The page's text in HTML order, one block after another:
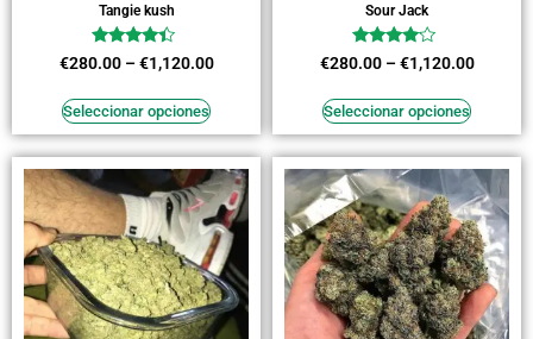
Tangie kush
Valorado
de 5
€280.00–€1,120.00
Seleccionar opciones
Sour Jack
Valorado
en
de 5
€280.00–€1,120.00
Seleccionar opciones